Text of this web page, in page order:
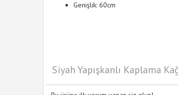
Genişlik: 60cm
Siyah Yapışkanlı Kaplama